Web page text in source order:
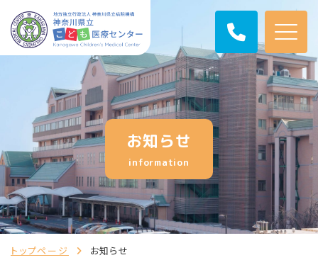
お知らせ
information
トップページ お知らせ